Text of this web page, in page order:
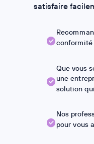
satisfaire
conformité
Que vous
une
solution
Nos
pour vous